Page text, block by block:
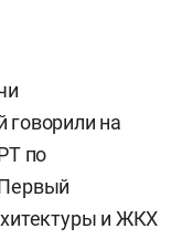
говорили на
по
и ЖКХ